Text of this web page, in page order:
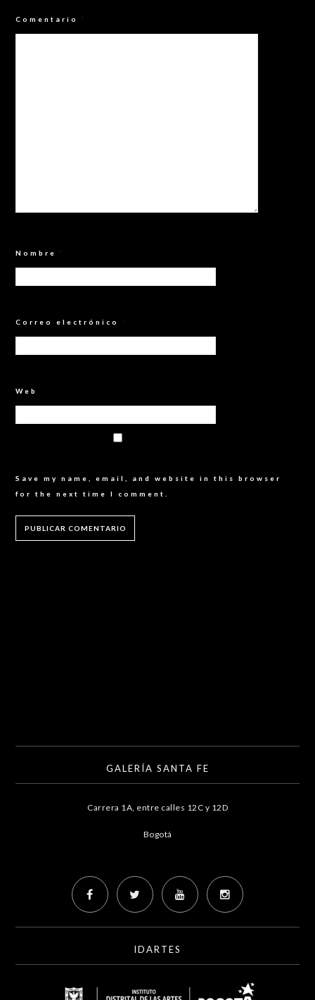
Comentario *
Nombre *
Correo electrónico *
Web
Save my name, email, and website in this browser
for the next time I comment.
GALERÍA SANTA FE
Carrera 1A, entre calles 12C y 12D
Bogotá
IDARTES